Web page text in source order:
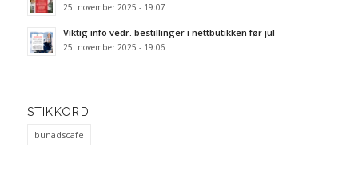
25. november 2025 - 19:07
Viktig info vedr. bestillinger i nettbutikken før jul
25. november 2025 - 19:06
STIKKORD
bunadscafe